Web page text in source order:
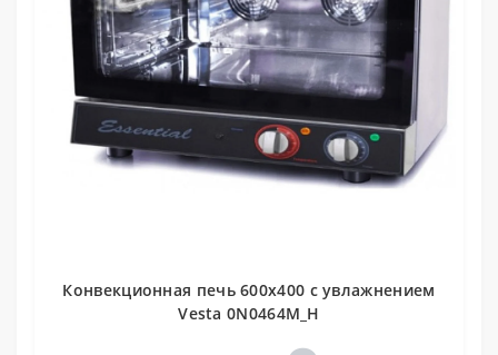
Конвекционная печь 600x400 с увлажнением
Vesta 0N0464M_H